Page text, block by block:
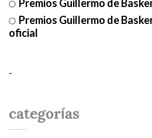
Premios Guillermo de
Premios Guillermo de
oficial
-
categorías